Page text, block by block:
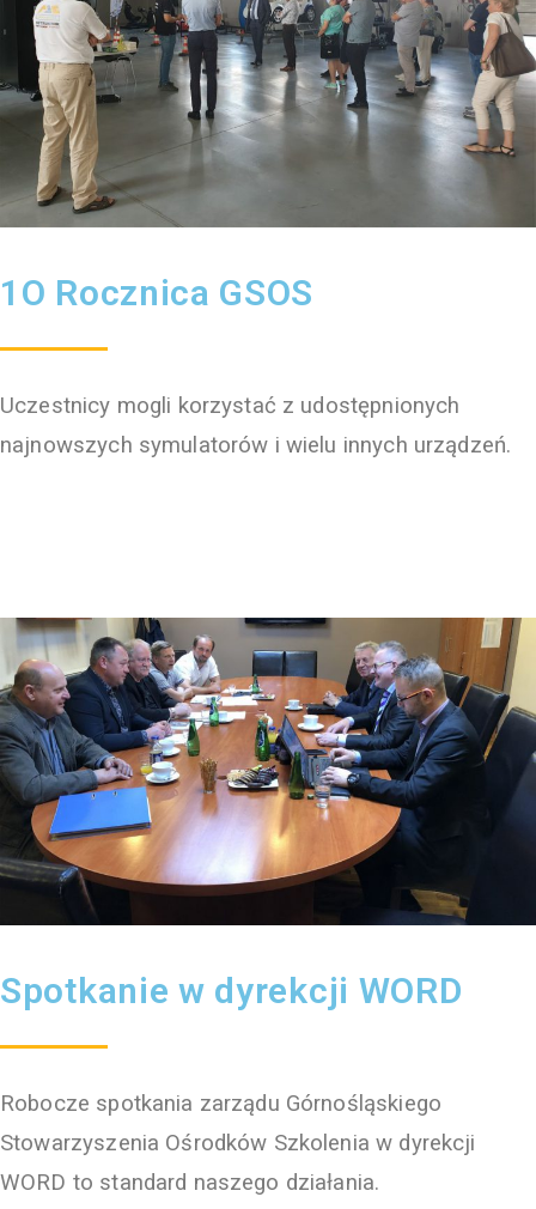
1O Rocznica GSOS
Uczestnicy mogli korzystać z udostępnionych
najnowszych symulatorów i wielu innych urządzeń.
Spotkanie w dyrekcji WORD
Robocze spotkania zarządu Górnośląskiego
Stowarzyszenia Ośrodków Szkolenia w dyrekcji
WORD to standard naszego działania.